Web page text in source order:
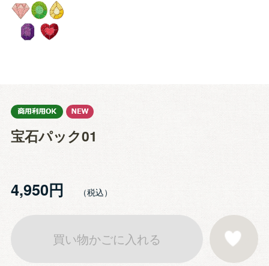
宝石パック01
4,950円
買い物かごに入れる お気に入りに登